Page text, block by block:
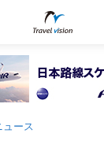
ュース